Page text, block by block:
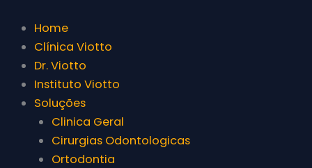
para
conteúdo
Home
Clínica Viotto
Dr. Viotto
Instituto Viotto
Soluções
Clinica Geral
Cirurgias Odontologicas
Ortodontia